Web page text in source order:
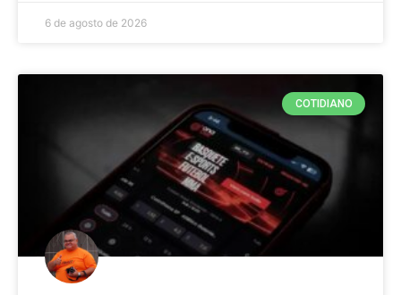
6 de agosto de 2026
COTIDIANO